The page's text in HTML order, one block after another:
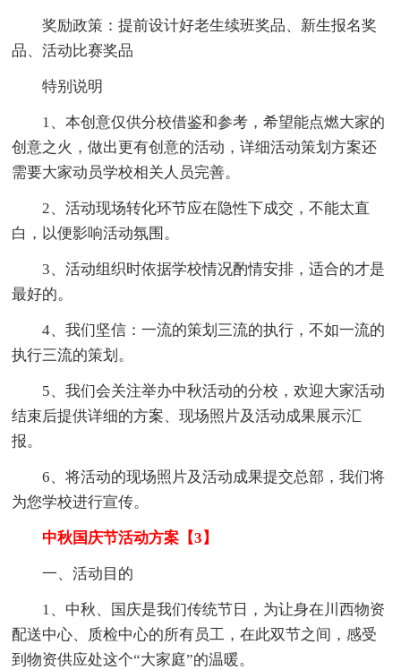
奖励政策：提前设计好老生续班奖品、新生报名奖
品、活动比赛奖品
特别说明
1、本创意仅供分校借鉴和参考，希望能点燃大家的
创意之火，做出更有创意的活动，详细活动策划方案还
需要大家动员学校相关人员完善。
2、活动现场转化环节应在隐性下成交，不能太直
白，以便影响活动氛围。
3、活动组织时依据学校情况酌情安排，适合的才是
最好的。
4、我们坚信：一流的策划三流的执行，不如一流的
执行三流的策划。
5、我们会关注举办中秋活动的分校，欢迎大家活动
结束后提供详细的方案、现场照片及活动成果展示汇
报。
6、将活动的现场照片及活动成果提交总部，我们将
为您学校进行宣传。
中秋国庆节活动方案【3】
一、活动目的
1、中秋、国庆是我们传统节日，为让身在川西物资
配送中心、质检中心的所有员工，在此双节之间，感受
到物资供应处这个“大家庭”的温暖。